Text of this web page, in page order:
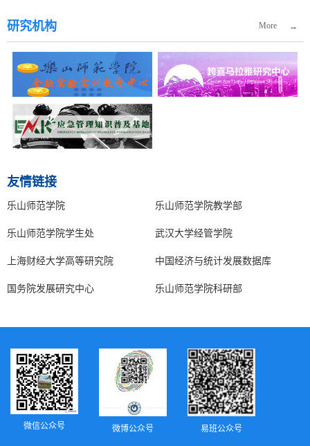
研究机构 More →
友情链接
乐山师范学院 乐山师范学院教学部
乐山师范学院学生处 武汉大学经管学院
上海财经大学高等研究院 中国经济与统计发展数据库
国务院发展研究中心 乐山师范学院科研部
微信公众号 微博公众号 易班公众号